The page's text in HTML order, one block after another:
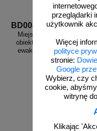
przeglądarki
użytkownik
Więcej
polityce
stronie:
Google
Wybierz, czy
cookie,
witrynę
Klikając
BD008
Miejsce zbiórki po
obiektu 3D - 35x51,8 cm -
ewakuacyjny,
od 322,75 zł